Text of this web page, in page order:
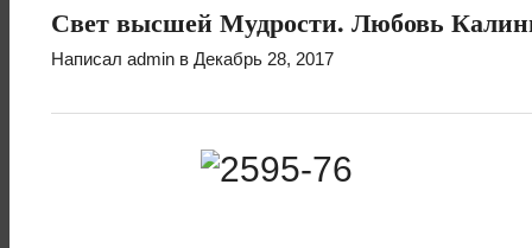
Свет высшей Мудрости. Любовь
Написал admin в Декабрь 28, 2017